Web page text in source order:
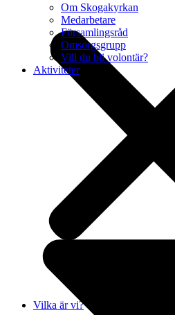
Vilka är vi?
Om Skogakyrkan
Medarbetare
Församlingsråd
Omsorgsgrupp
Vill du bli volontär?
Aktiviteter